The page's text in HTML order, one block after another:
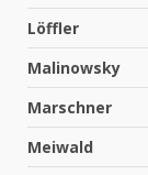
Löffler
Malinowsky
Marschner
Meiwald